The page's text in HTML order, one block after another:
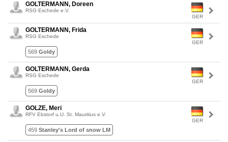
GER
GOLTERMANN, Doreen
RSG Eschede e.V.
GER
GOLTERMANN, Frida
RSG Eschede
569 Goldy
GER
GOLTERMANN, Gerda
RSG Eschede
569 Goldy
GER
GOLZE, Meri
RFV Ebstorf u.U. St. Mauritius e.V.
459 Stanley's Lord of snow LM